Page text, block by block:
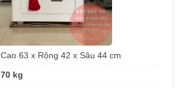
Cao 63 x Rộng 42 x Sâu 44 cm
70 kg